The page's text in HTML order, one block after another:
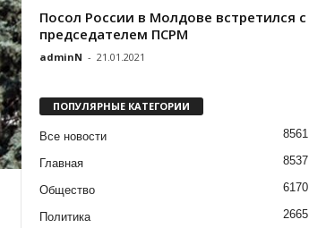
Посол России в Молдове встретился с
председателем ПСРМ
adminN - 21.01.2021
ПОПУЛЯРНЫЕ КАТЕГОРИИ
Все новости 8561
Главная 8537
Общество 6170
Политика 2665